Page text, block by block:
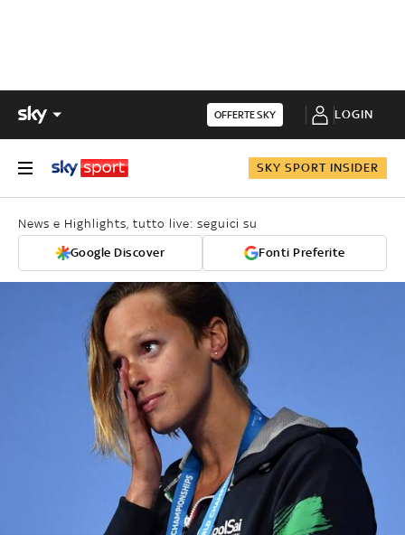
OFFERTE SKY LOGIN
SKY SPORT INSIDER
News e Highlights, tutto live: seguici su
Google Discover Fonti Preferite